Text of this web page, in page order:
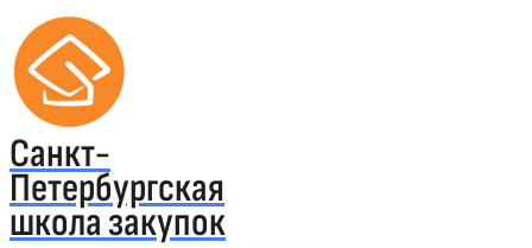
Санкт-
Петербургская
школа закупок